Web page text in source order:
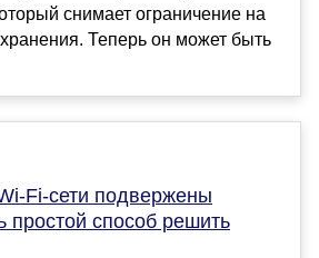
снимает ограничение на
Теперь он может быть
Fi-сети подвержены
простой способ решить